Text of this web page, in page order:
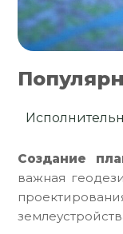
Создание
важная